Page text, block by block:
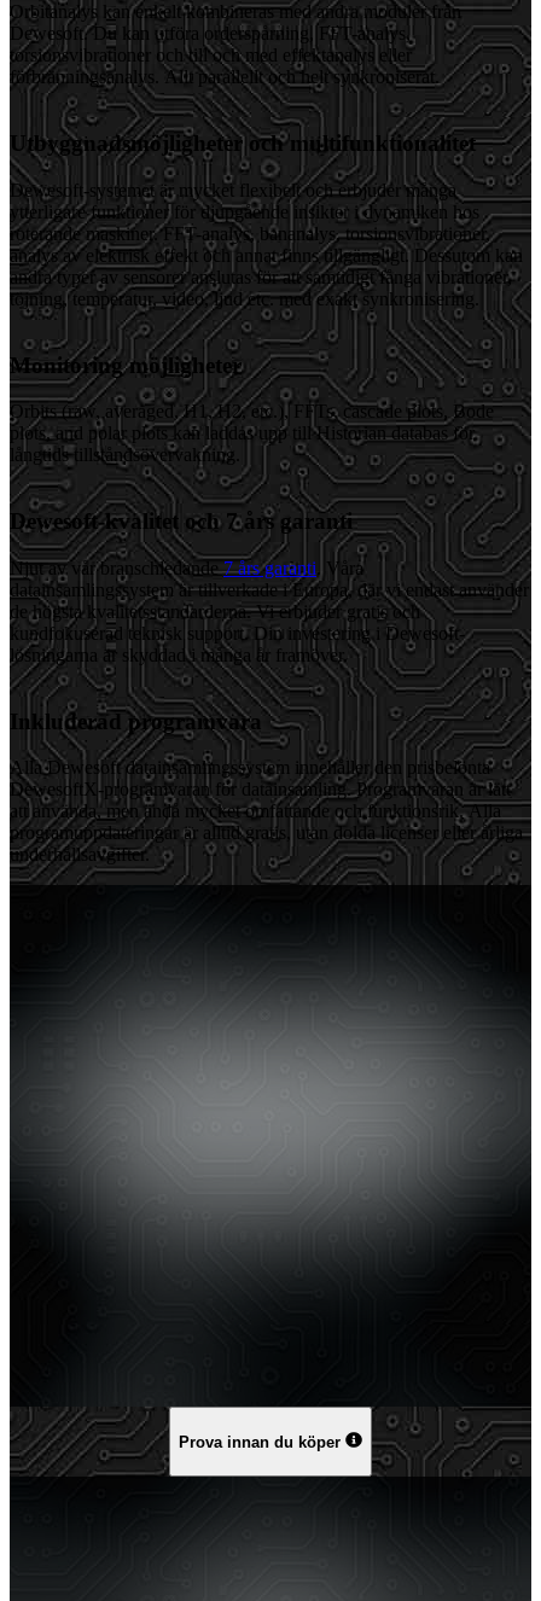
Orbitanalys kan enkelt kombineras med andra moduler från
Dewesoft. Du kan utföra orderspårning, FFT-analys,
torsionsvibrationer och till och med effektanalys eller
förbränningsanalys. Allt parallellt och helt synkroniserat.
Utbyggnadsmöjligheter och multifunktionalitet
Dewesoft-systemet är mycket flexibelt och erbjuder många
ytterligare funktioner för djupgående insikter i dynamiken hos
roterande maskiner. FFT-analys, bananalys, torsionsvibrationer,
analys av elektrisk effekt och annat finns tillgängligt. Dessutom kan
andra typer av sensorer anslutas för att samtidigt fånga vibrationer,
töjning, temperatur, video, ljud etc. med exakt synkronisering.
Monitoring möjligheter
Orbits (raw, averaged, H1, H2, etc.), FFTs, cascade plots, Bode
plots, and polar plots kan laddas upp till Historian databas för
långtids tillståndsövervakning.
Dewesoft-kvalitet och 7 års garanti
Njut av vår branschledande7 års garanti . Våra
datainsamlingssystem är tillverkade i Europa, där vi endast använder
de högsta kvalitetsstandarderna. Vi erbjuder gratis och
kundfokuserad teknisk support. Din investering i Dewesoft-
lösningarna är skyddad i många år framöver.
Inkluderad programvara
Alla Dewesoft datainsamlingssystem innehåller den prisbelönta
DewesoftX-programvaran för datainsamling. Programvaran är lätt
att använda, men ändå mycket omfattande och funktionsrik. Alla
programuppdateringar är alltid gratis, utan dolda licenser eller årliga
underhållsavgifter.
Prova innan du köper